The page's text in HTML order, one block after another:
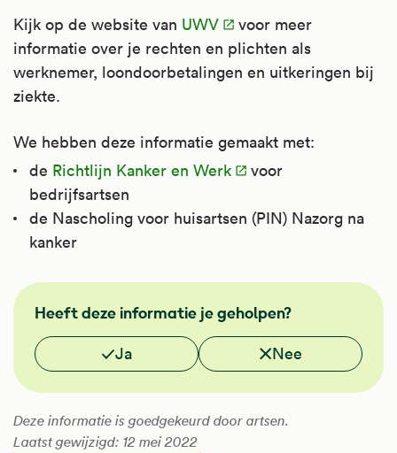
Kijk op de website van UWV
voor meer
informatie over je rechten en plichten als
werknemer, loondoorbetalingen en uitkeringen bij
ziekte.
We hebben deze informatie gemaakt met:
de Richtlijn Kanker en Werk
voor
bedrijfsartsen
de Nascholing voor huisartsen (PIN) Nazorg na
kanker
NHG
Heeft deze informatie je geholpen?
Vond je deze informatie nuttig?
Ja Nee
Deze informatie is goedgekeurd door artsen.
Laatst gewijzigd: 12 mei 2022